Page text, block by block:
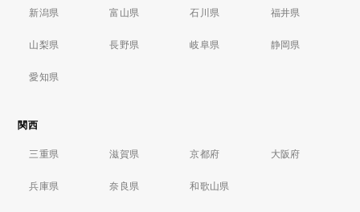
新潟県 富山県 石川県 福井県
山梨県 長野県 岐阜県 静岡県
愛知県
関西
三重県 滋賀県 京都府 大阪府
兵庫県 奈良県 和歌山県